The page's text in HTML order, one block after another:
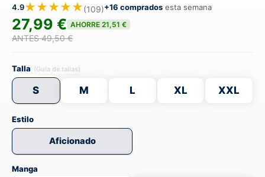
4.9★★★★★(109)+16 comprados esta semana
27,99 € AHORRE 21,51 €
ANTES 49,50 €
Talla (Guía de tallas)
S M L XL XXL
Estilo
Aficionado
Manga